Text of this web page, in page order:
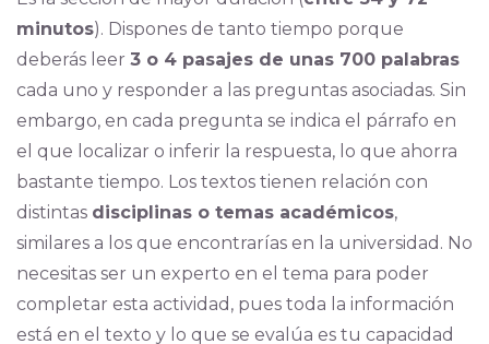
minutos). Dispones de tanto tiempo porque
deberás leer 3 o 4 pasajes de unas 700 palabras
cada uno y responder a las preguntas asociadas. Sin
embargo, en cada pregunta se indica el párrafo en
el que localizar o inferir la respuesta, lo que ahorra
bastante tiempo. Los textos tienen relación con
distintas disciplinas o temas académicos,
similares a los que encontrarías en la universidad. No
necesitas ser un experto en el tema para poder
completar esta actividad, pues toda la información
está en el texto y lo que se evalúa es tu capacidad